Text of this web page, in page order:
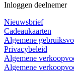
Inloggen deelnemer
Nieuwsbrief
Cadeaukaarten
Algemene
Privacybeleid
Algemene
Algemene